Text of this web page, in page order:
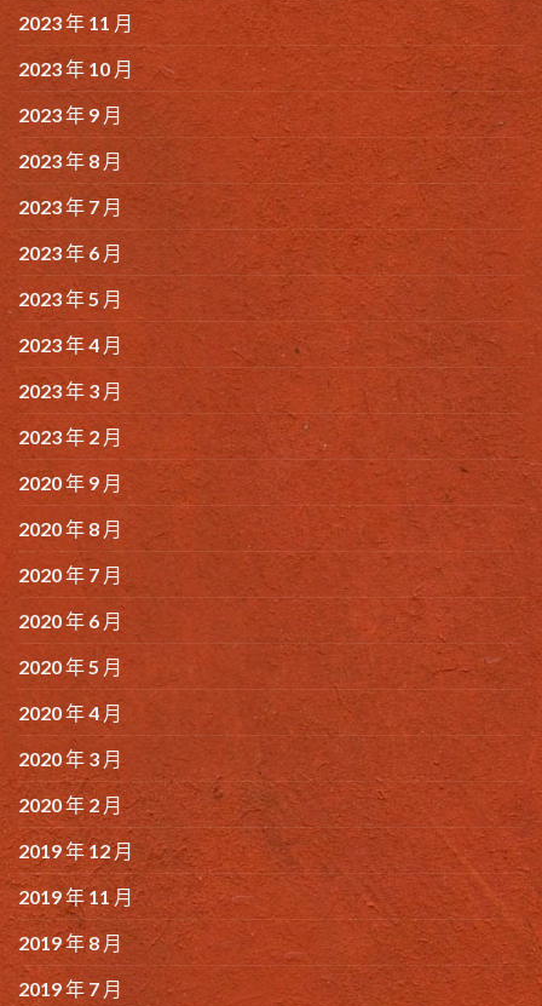
2023 年 11 月
2023 年 10 月
2023 年 9 月
2023 年 8 月
2023 年 7 月
2023 年 6 月
2023 年 5 月
2023 年 4 月
2023 年 3 月
2023 年 2 月
2020 年 9 月
2020 年 8 月
2020 年 7 月
2020 年 6 月
2020 年 5 月
2020 年 4 月
2020 年 3 月
2020 年 2 月
2019 年 12 月
2019 年 11 月
2019 年 8 月
2019 年 7 月